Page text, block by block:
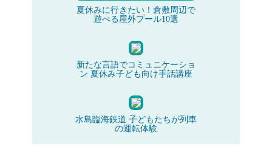
夏休みに行きたい！倉敷周辺で
遊べる屋外プール10選
新たな言語でコミュニケーショ
ン 夏休み子ども向け手話講座
水島臨海鉄道 子どもたちが列車
の運転体験